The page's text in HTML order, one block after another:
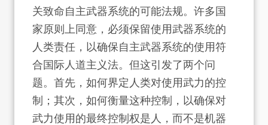
关致命自主武器系统的可能法规。许多国
家原则上同意，必须保留使用武器系统的
人类责任，以确保自主武器系统的使用符
合国际人道主义法。但这引发了两个问
题。首先，如何界定人类对使用武力的控
制；其次，如何衡量这种控制，以确保对
武力使用的最终控制权是人，而不是机器